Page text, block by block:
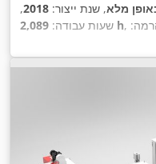
מלא, שנת ייצור: 2018
,
שעות עבודה: 2,089 h
, רוחב מסגרת המזלג:980